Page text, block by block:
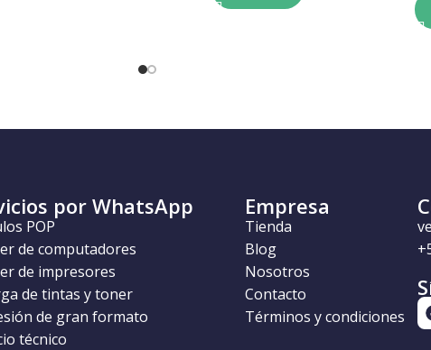
por WhatsApp
POP
de computadores
de impresores
de tintas y toner
de gran formato
técnico
Empresa
Tienda
Blog
Nosotros
Contacto
Términos y condiciones